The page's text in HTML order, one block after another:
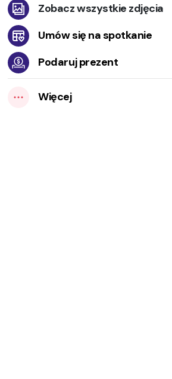
Zobacz wszystkie zdjęcia
Umów się na spotkanie
Podaruj prezent
Więcej